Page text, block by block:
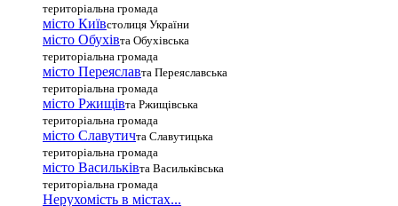
територіальна громада
місто Київстолиця України
місто Обухівта Обухівська
територіальна громада
місто Переяславта Переяславська
територіальна громада
місто Ржищівта Ржищівська
територіальна громада
місто Славутичта Славутицька
територіальна громада
місто Василькiвта Васильківська
територіальна громада
Нерухомість в містах...